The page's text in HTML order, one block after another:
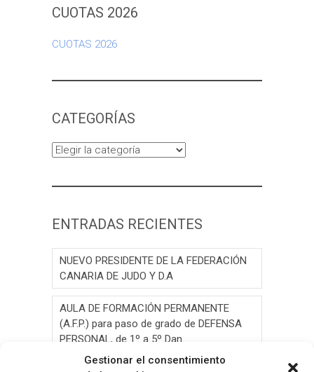
Gestionar el consentimiento
CUOTAS 2026
CUOTAS 2026
CATEGORÍAS
Categorías
ENTRADAS RECIENTES
NUEVO PRESIDENTE DE LA FEDERACIÓN
CANARIA DE JUDO Y D.A
AULA DE FORMACIÓN PERMANENTE
(A.F.P.) para paso de grado de DEFENSA
PERSONAL, de 1º a 5º Dan.